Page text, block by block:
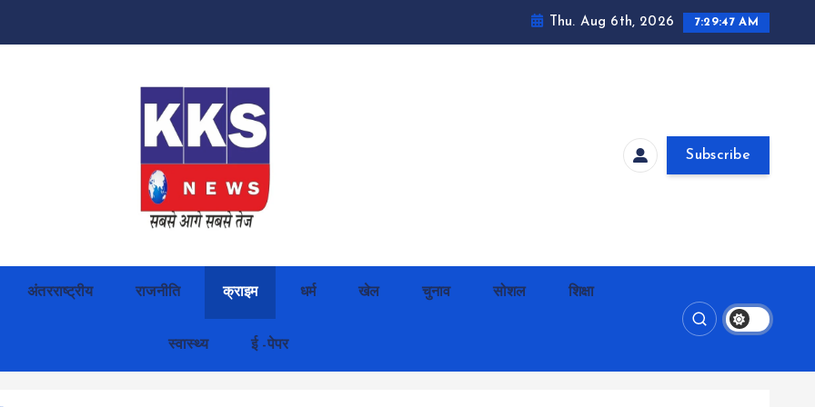
Thu. Aug 6th, 2026 7:29:48 AM
Subscribe
अंतरराष्ट्रीय राजनीति क्राइम धर्म खेल चुनाव सोशल शिक्षा
स्वास्थ्य ई -पेपर